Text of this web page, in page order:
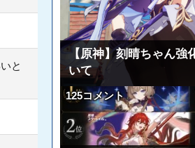
と
【原神】刻晴ちゃん強
いて
125コメント